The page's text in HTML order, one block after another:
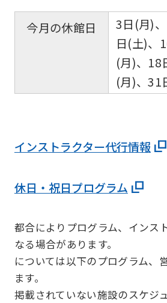
今月の休館日
3日(月)
日(土)、
(月)、18
(月)、31
インストラクター代行情報
休日・祝日プログラム
都合によりプログラム、インス
なる場合があります。
については以下のプログラム、
ます。
掲載されていない施設のスケジ